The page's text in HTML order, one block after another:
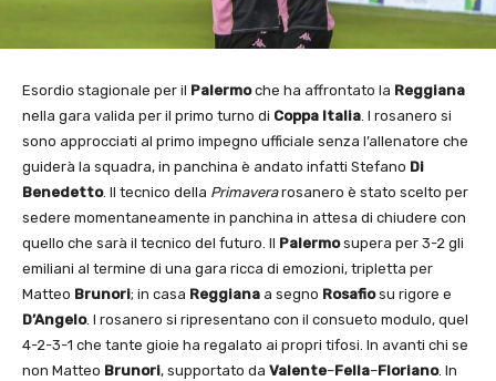
Esordio stagionale per il Palermoche ha affrontato la Reggiana
nella gara valida per il primo turno di Coppa Italia. I rosanero si
sono approcciati al primo impegno ufficiale senza l’allenatore che
guiderà la squadra, in panchina è andato infatti Stefano Di
Benedetto. Il tecnico della Primaverarosanero è stato scelto per
sedere momentaneamente in panchina in attesa di chiudere con
quello che sarà il tecnico del futuro. Il Palermosupera per 3-2 gli
emiliani al termine di una gara ricca di emozioni, tripletta per
Matteo Brunori; in casa Reggiana a segno Rosafiosu rigore e
D’Angelo. I rosanero si ripresentano con il consueto modulo, quel
4-2-3-1 che tante gioie ha regalato ai propri tifosi. In avanti chi se
non Matteo Brunori, supportato da Valente–Fella–Floriano. In